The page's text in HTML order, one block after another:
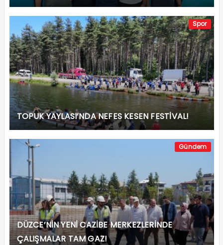
Spor
TOPUK YAYLASI’NDA NEFES KESEN FESTİVAL!
Gündem
DÜZCE’NİN YENİ CAZİBE MERKEZLERİNDE
ÇALIŞMALAR TAM GAZ!